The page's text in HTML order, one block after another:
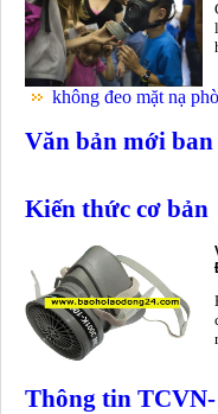
không đeo mặt nạ
Văn bản mới
Kiến thức cơ bản
Thông tin